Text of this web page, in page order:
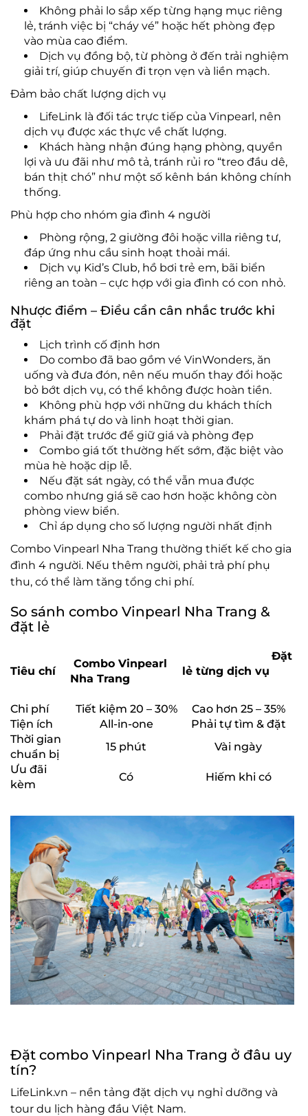
Không phải lo sắp xếp từng hạng mục riêng
lẻ, tránh việc bị “cháy vé” hoặc hết phòng đẹp
vào mùa cao điểm.
Dịch vụ đồng bộ, từ phòng ở đến trải nghiệm
giải trí, giúp chuyến đi trọn vẹn và liền mạch.
Đảm bảo chất lượng dịch vụ
LifeLink là đối tác trực tiếp của Vinpearl, nên
dịch vụ được xác thực về chất lượng.
Khách hàng nhận đúng hạng phòng, quyền
lợi và ưu đãi như mô tả, tránh rủi ro “treo đầu dê,
bán thịt chó” như một số kênh bán không chính
thống.
Phù hợp cho nhóm gia đình 4 người
Phòng rộng, 2 giường đôi hoặc villa riêng tư,
đáp ứng nhu cầu sinh hoạt thoải mái.
Dịch vụ Kid’s Club, hồ bơi trẻ em, bãi biển
riêng an toàn – cực hợp với gia đình có con nhỏ.
Nhược điểm – Điều cần cân nhắc trước khi
đặt
Lịch trình cố định hơn
Do combo đã bao gồm vé VinWonders, ăn
uống và đưa đón, nên nếu muốn thay đổi hoặc
bỏ bớt dịch vụ, có thể không được hoàn tiền.
Không phù hợp với những du khách thích
khám phá tự do và linh hoạt thời gian.
Phải đặt trước để giữ giá và phòng đẹp
Combo giá tốt thường hết sớm, đặc biệt vào
mùa hè hoặc dịp lễ.
Nếu đặt sát ngày, có thể vẫn mua được
combo nhưng giá sẽ cao hơn hoặc không còn
phòng view biển.
Chỉ áp dụng cho số lượng người nhất định
Combo Vinpearl Nha Trang thường thiết kế cho gia
đình 4 người. Nếu thêm người, phải trả phí phụ
thu, có thể làm tăng tổng chi phí.
So sánh combo Vinpearl Nha Trang &
đặt lẻ
Tiêu chí
Combo Vinpearl
Nha Trang
Đặt
lẻ từng dịch vụ
Chi phí Tiết kiệm 20 – 30%
Cao hơn 25 – 35%
Tiện ích
All-in-one
Phải tự tìm & đặt
Thời gian
chuẩn bị
15 phút
Vài ngày
Ưu đãi
kèm
Có Hiếm khi có
Đặt combo Vinpearl Nha Trang ở đâu uy
tín?
LifeLink.vn – nền tảng đặt dịch vụ nghỉ dưỡng và
tour du lịch hàng đầu Việt Nam.